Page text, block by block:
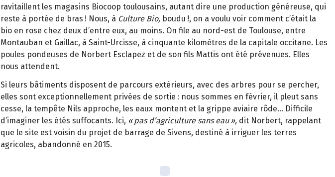
ravitaillent les magasins Biocoop toulousains, autant dire une production généreuse, qui
reste à portée de bras ! Nous, à Culture Bio, boudu !, on a voulu voir comment c’était la
bio en rose chez deux d’entre eux, au moins. On file au nord-est de Toulouse, entre
Montauban et Gaillac, à Saint-Urcisse, à cinquante kilomètres de la capitale occitane. Les
poules pondeuses de Norbert Esclapez et de son fils Mattis ont été prévenues. Elles
nous attendent.
Si leurs bâtiments disposent de parcours extérieurs, avec des arbres pour se percher,
elles sont exceptionnellement privées de sortie : nous sommes en février, il pleut sans
cesse, la tempête Nils approche, les eaux montent et la grippe aviaire rôde… Difficile
d’imaginer les étés suffocants. Ici, « pas d’agriculture sans eau », dit Norbert, rappelant
que le site est voisin du projet de barrage de Sivens, destiné à irriguer les terres
agricoles, abandonné en 2015.